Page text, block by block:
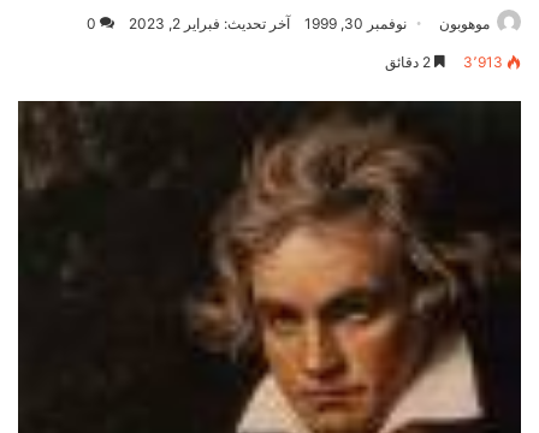
موهوبون نوفمبر 30, 1999 آخر تحديث: فبراير 2, 2023 0
3٬913